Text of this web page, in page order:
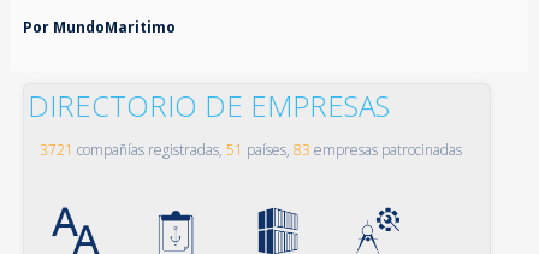
Por MundoMaritimo
DIRECTORIO DE EMPRESAS
3721 compañías registradas, 51 países, 83 empresas patrocinadas